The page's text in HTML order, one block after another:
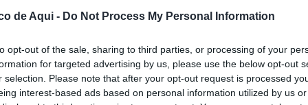
de Aqui - Do Not Process My Personal Information
opt-out of the sale, sharing to third parties, or processing of your
for targeted advertising by us, please use the below opt-out
selection. Please note that after your opt-out request is processed
interest-based ads based on personal information utilized by us
fuente preferida de Google de forma gratuita.
talent emergent del sector audiovisual